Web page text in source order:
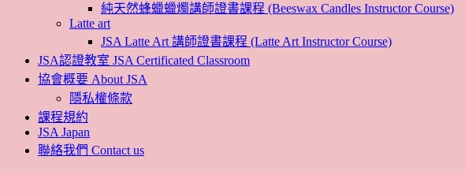
純天然蜂蠟蠟燭講師證書課程 (Beeswax Candles Instructor Course)
Latte art
JSA Latte Art 講師證書課程 (Latte Art Instructor Course)
JSA認證教室 JSA Certificated Classroom
協會概要 About JSA
隱私權條款
課程規約
JSA Japan
聯絡我們 Contact us